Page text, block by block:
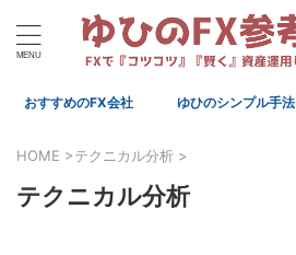
おすすめのFX会社 ゆひのシンプル手法
HOME >テクニカル分析 >
テクニカル分析